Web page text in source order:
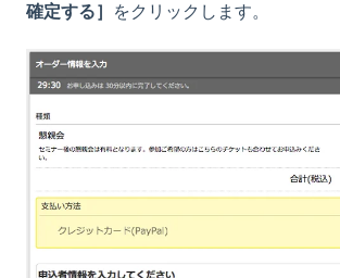
確定する］
をクリックします。